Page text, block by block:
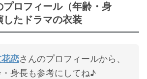
プロフィール（年齢・身
したドラマの衣装
恋さんのプロフィールから、
身長も参考にしてね♪